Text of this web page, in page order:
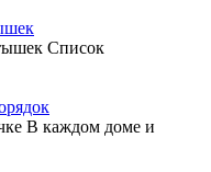
Список
В каждом доме и